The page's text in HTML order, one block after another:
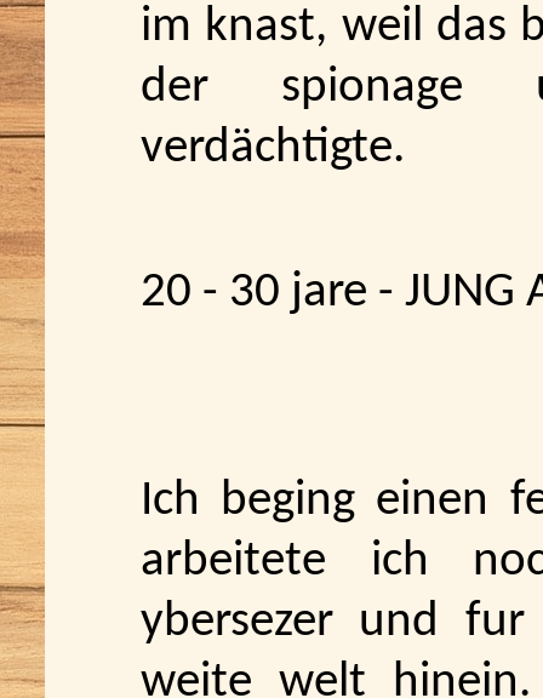
im knast, weil das
der spionage
verdächtigte.
20 - 30 jare - JUNG
Ich beging einen
arbeitete ich
ybersezer und
weite welt